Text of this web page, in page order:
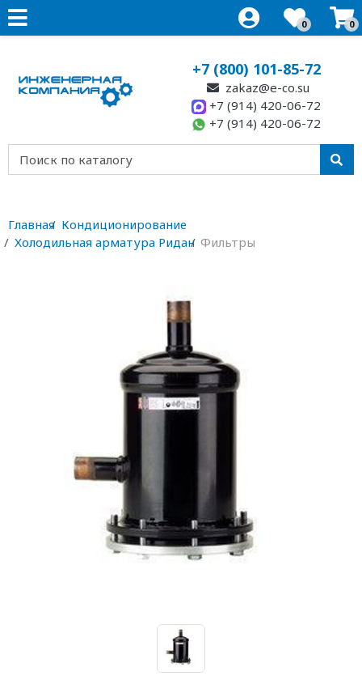
0 0
+7 (800) 101-85-72
zakaz@e-co.su
+7 (914) 420-06-72
+7 (914) 420-06-72
Главная Кондиционирование
Холодильная арматура Ридан Фильтры